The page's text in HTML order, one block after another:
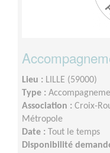
Lieu : LILLE (59000)
Type :
Association : Croix-
Métropole
Date : Tout le temps
Disponibilité